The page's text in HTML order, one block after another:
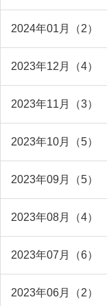
2024年01月（2）
2023年12月（4）
2023年11月（3）
2023年10月（5）
2023年09月（5）
2023年08月（4）
2023年07月（6）
2023年06月（2）